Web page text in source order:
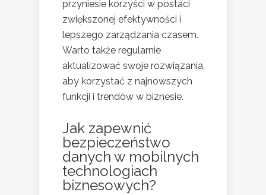
przyniesie korzyści w postaci
zwiększonej efektywności i
lepszego zarządzania czasem.
Warto także regularnie
aktualizować swoje rozwiązania,
aby korzystać z najnowszych
funkcji i trendów w biznesie.
Jak zapewnić
bezpieczeństwo
danych w mobilnych
technologiach
biznesowych?